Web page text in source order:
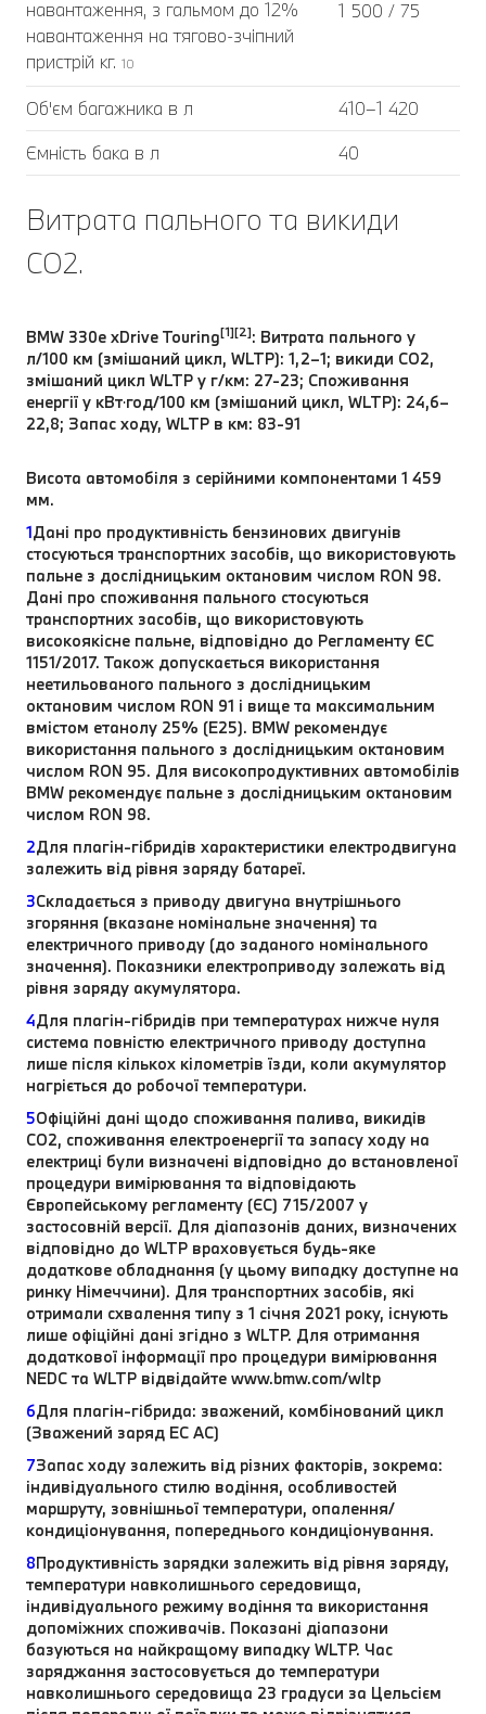
навантаження, з гальмом до 12%
навантаження на тягово-зчіпний
пристрій кг. 10
1 500 / 75
Об'єм багажника в л
410–1 420
Ємність бака в л
40
Витрата пального та викиди
CO2.
BMW 330e xDrive Touring[1][2]: Витрата пального у
л/100 км (змішаний цикл, WLTP): 1,2–1; викиди CO2,
змішаний цикл WLTP у г/км: 27-23; Споживання
енергії у кВт⋅год/100 км (змішаний цикл, WLTP): 24,6–
22,8; Запас ходу, WLTP в км: 83-91
Висота автомобіля з серійними компонентами 1 459
мм.
1Дані про продуктивність бензинових двигунів
стосуються транспортних засобів, що використовують
пальне з дослідницьким октановим числом RON 98.
Дані про споживання пального стосуються
транспортних засобів, що використовують
високоякісне пальне, відповідно до Регламенту ЄС
1151/2017. Також допускається використання
неетильованого пального з дослідницьким
октановим числом RON 91 і вище та максимальним
вмістом етанолу 25% (E25). BMW рекомендує
використання пального з дослідницьким октановим
числом RON 95. Для високопродуктивних автомобілів
BMW рекомендує пальне з дослідницьким октановим
числом RON 98.
2Для плагін-гібридів характеристики електродвигуна
залежить від рівня заряду батареї.
3Складається з приводу двигуна внутрішнього
згоряння (вказане номінальне значення) та
електричного приводу (до заданого номінального
значення). Показники електроприводу залежать від
рівня заряду акумулятора.
4Для плагін-гібридів при температурах нижче нуля
система повністю електричного приводу доступна
лише після кількох кілометрів їзди, коли акумулятор
нагріється до робочої температури.
5Офіційні дані щодо споживання палива, викидів
CO2, споживання електроенергії та запасу ходу на
електриці були визначені відповідно до встановленої
процедури вимірювання та відповідають
Європейському регламенту (ЄС) 715/2007 у
застосовній версії. Для діапазонів даних, визначених
відповідно до WLTP враховується будь-яке
додаткове обладнання (у цьому випадку доступне на
ринку Німеччини). Для транспортних засобів, які
отримали схвалення типу з 1 січня 2021 року, існують
лише офіційні дані згідно з WLTP. Для отримання
додаткової інформації про процедури вимірювання
NEDC та WLTP відвідайте www.bmw.com/wltp
6Для плагін-гібрида: зважений, комбінований цикл
(Зважений заряд EC AC)
7Запас ходу залежить від різних факторів, зокрема:
індивідуального стилю водіння, особливостей
маршруту, зовнішньої температури, опалення/
кондиціонування, попереднього кондиціонування.
8Продуктивність зарядки залежить від рівня заряду,
температури навколишнього середовища,
індивідуального режиму водіння та використання
допоміжних споживачів. Показані діапазони
базуються на найкращому випадку WLTP. Час
заряджання застосовується до температури
навколишнього середовища 23 градуси за Цельсієм